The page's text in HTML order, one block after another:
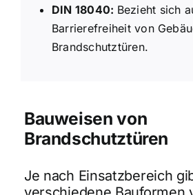
DIN 18040: Bezieht sich
Barrierefreiheit von
Brandschutztüren.
Bauweisen von
Brandschutztüren
Je nach Einsatzbereich